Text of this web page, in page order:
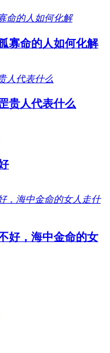
寡命的人如何化解
贵人代表什么
好，海中金命的女